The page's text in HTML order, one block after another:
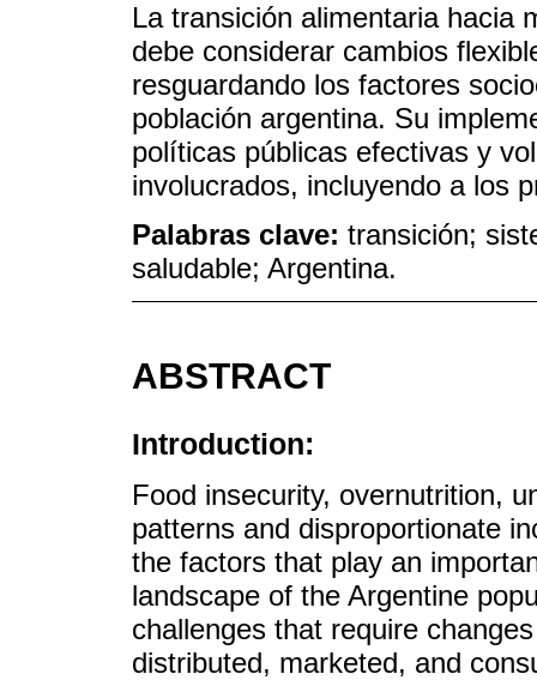
La transición alimentaria hacia
debe considerar cambios
resguardando los factores
población argentina. Su
políticas públicas efectivas y
involucrados, incluyendo a los
Palabras clave: transición;
saludable; Argentina.
ABSTRACT
Introduction:
Food insecurity, overnutrition,
patterns and disproportionate
the factors that play an
landscape of the Argentine
challenges that require
distributed, marketed, and